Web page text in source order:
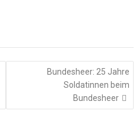
Bundesheer: 25 Jahre
Soldatinnen beim
Bundesheer